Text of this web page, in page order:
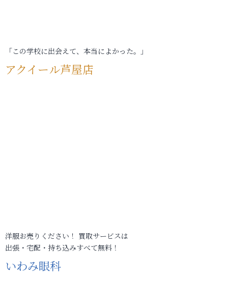
「この学校に出会えて、本当によかった。」
アクイール芦屋店
洋服お売りください！ 買取サービスは
出張・宅配・持ち込みすべて無料！
いわみ眼科